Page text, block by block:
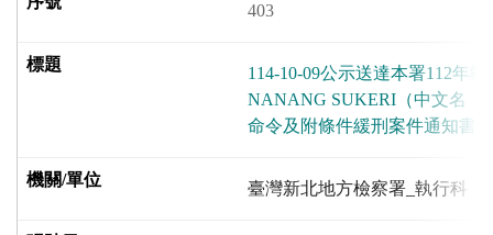
403
114-10-09公示送達本署112年
NANANG SUKERI（中文名：
命令及附條件緩刑案件通知書
臺灣新北地方檢察署_執行科